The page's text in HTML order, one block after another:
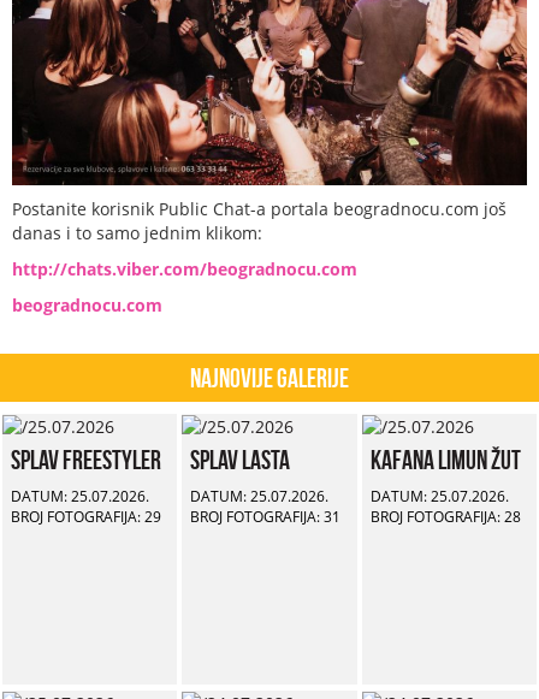
Postanite korisnik Public Chat-a portala beogradnocu.com još
danas i to samo jednim klikom:
http://chats.viber.com/beogradnocu.com
beogradnocu.com
Najnovije Galerije
Splav Freestyler
DATUM: 25.07.2026.
BROJ FOTOGRAFIJA: 29
Splav Lasta
DATUM: 25.07.2026.
BROJ FOTOGRAFIJA: 31
Kafana Limun Žut
DATUM: 25.07.2026.
BROJ FOTOGRAFIJA: 28